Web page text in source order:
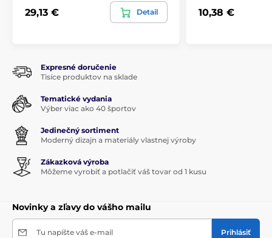
29,13 € Detail 10,38 €
Expresné doručenie
Tisíce produktov na sklade
Tematické vydania
Výber viac ako 40 športov
Jedinečný sortiment
Moderný dizajn a materiály vlastnej výroby
Zákazková výroba
Môžeme vyrobiť a potlačiť váš tovar od 1 kusu
Novinky a zľavy do vášho mailu
Tu napíšte váš e-mail Prihlásiť